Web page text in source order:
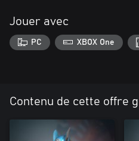
Jouer avec
PC XBOX One
Contenu de cette offre